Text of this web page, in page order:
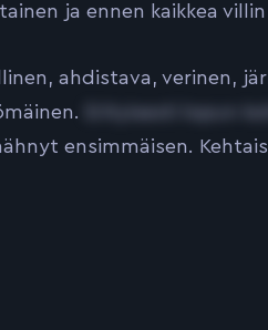
ja ennen kaikkea
ahdistava, verinen,
ensimmäisen.